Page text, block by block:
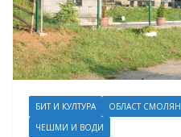
БИТ И КУЛТУРА ОБЛАСТ СМОЛЯН
ЧЕШМИ И ВОДИ